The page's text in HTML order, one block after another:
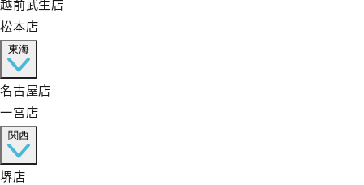
松本店
東海
名古屋店
一宮店
関西
堺店